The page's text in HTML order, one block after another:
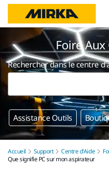
Foire
Rechercher dans le centre
Assistance Outils
Accueil Support Centre d'Aide
Que signifie PC sur mon aspirateur